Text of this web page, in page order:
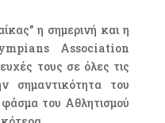
η σημερινή και η
Association
τους σε όλες τις
σημαντικότητα του
του Αθλητισμού